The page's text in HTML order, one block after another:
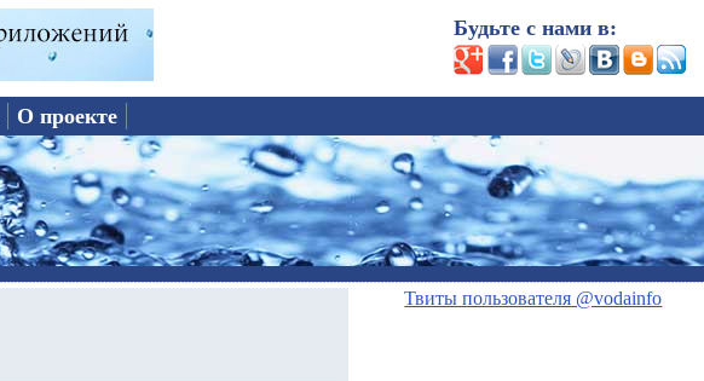
Будьте с нами в:
О проекте
Твиты пользователя @vodainfo